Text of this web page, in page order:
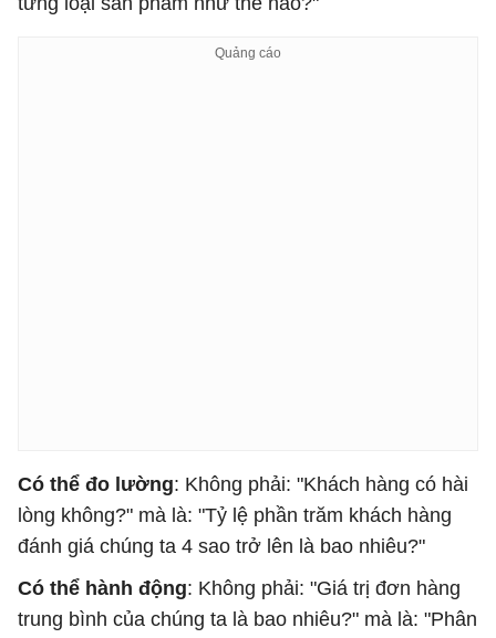
Có thể đo lường: Không phải: "Khách hàng có hài
lòng không?" mà là: "Tỷ lệ phần trăm khách hàng
đánh giá chúng ta 4 sao trở lên là bao nhiêu?"
Có thể hành động: Không phải: "Giá trị đơn hàng
trung bình của chúng ta là bao nhiêu?" mà là: "Phân